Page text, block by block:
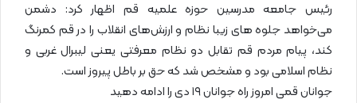
رئیس جامعه مدرسین حوزه علمیه قم اظهار کرد: دشمن
می‌خواهد جلوه های زیبا نظام و ارزش‌های انقلاب را در قم کمرنگ
کند، پیام مردم قم تقابل دو نظام معرفتی یعنی لیبرال غربی و
نظام اسلامی بود و مشخص شد که حق بر باطل پیروز است.
جوانان قمی امروز راه جوانان ۱۹ دی را ادامه دهید